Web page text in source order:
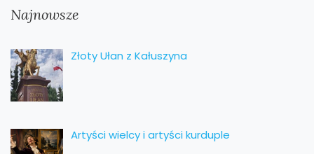
Najnowsze
Złoty Ułan z Kałuszyna
Artyści wielcy i artyści kurduple